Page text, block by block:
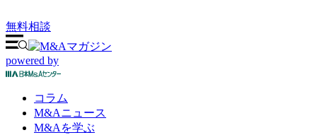
無料相談
powered by
コラム
M&Aニュース
M&Aを学ぶ